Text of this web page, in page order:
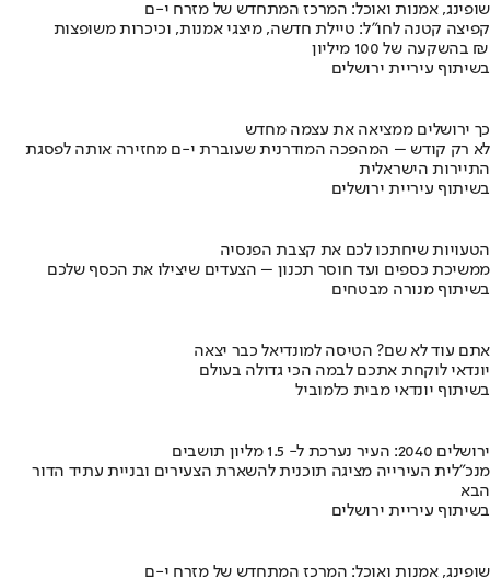
שופינג, אמנות ואוכל: המרכז המתחדש של מזרח י-ם
קפיצה קטנה לחו"ל: טיילת חדשה, מיצגי אמנות, וכיכרות משופצות
בהשקעה של 100 מיליון ₪
בשיתוף עיריית ירושלים
כך ירושלים ממציאה את עצמה מחדש
לא רק קודש – המהפכה המודרנית שעוברת י-ם מחזירה אותה לפסגת
התיירות הישראלית
בשיתוף עיריית ירושלים
הטעויות שיחתכו לכם את קצבת הפנסיה
ממשיכת כספים ועד חוסר תכנון – הצעדים שיצילו את הכסף שלכם
בשיתוף מנורה מבטחים
אתם עוד לא שם? הטיסה למונדיאל כבר יצאה
יונדאי לוקחת אתכם לבמה הכי גדולה בעולם
בשיתוף יונדאי מבית כלמוביל
ירושלים 2040: העיר נערכת ל- 1.5 מליון תושבים
מנכ"לית העירייה מציגה תוכנית להשארת הצעירים ובניית עתיד הדור
הבא
בשיתוף עיריית ירושלים
שופינג, אמנות ואוכל: המרכז המתחדש של מזרח י-ם